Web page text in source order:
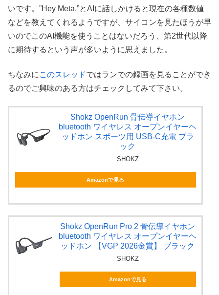
いです。”Hey Meta,”とAIに話しかけると現在の各種数値
などを教えてくれるようですが、サイコンを見たほうが早
いのでこのAI機能を使うことはないだろう、第2世代以降
に期待するという声が多いように思えました。
ちなみに このスレッドではランでの録画を見ることができ
るのでご興味のある方はチェックしてみて下さい。
Shokz OpenRun 骨伝導イヤホン
bluetooth ワイヤレス オープンイヤーヘ
ッドホン スポーツ用 USB-C充電 ブラ
ック
SHOKZ
Amazonで見る
Shokz OpenRun Pro 2 骨伝導イヤホン
bluetooth ワイヤレス オープンイヤーヘ
ッドホン 【VGP 2026金賞】 ブラック
SHOKZ
Amazonで見る